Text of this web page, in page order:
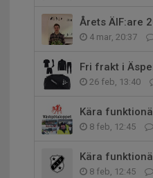
Årets ÄIF:are
4 mar, 20:37
Fri frakt i
26 feb, 13:40
Kära
8 feb, 12:45
Kära
8 feb, 12:45